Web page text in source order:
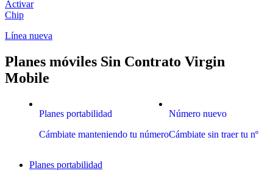
Activar
Chip
Línea nueva
Planes móviles Sin Contrato Virgin
Mobile
Planes portabilidad
Cámbiate manteniendo tu número
Número nuevo
Cámbiate sin traer tu nº
Planes portabilidad